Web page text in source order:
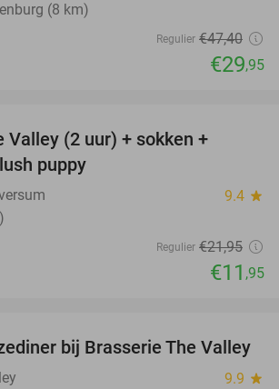
(8 km)
Regulier €47,40
€29,95
Valley (2 uur) + sokken +
puppy
9.4 star
Regulier €21,95
€11 ,95
42%
bij Brasserie The Valley
9.9 star